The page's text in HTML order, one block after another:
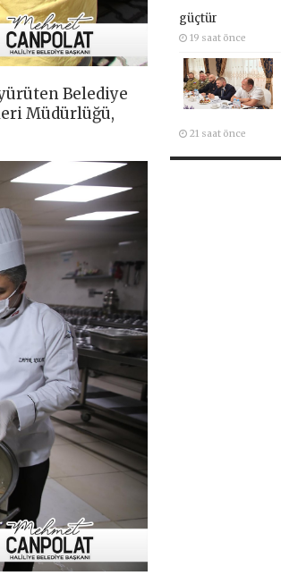
Belediye
Müdürlüğü,
güçtür
19 saat önce
21 saat önce